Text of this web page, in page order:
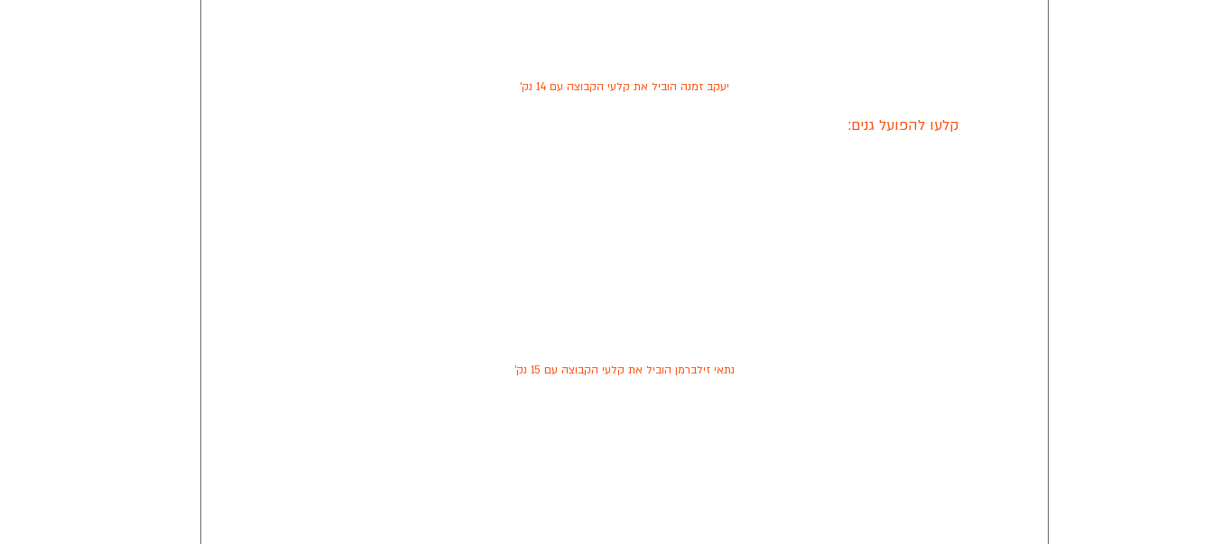
יעקב זמנה הוביל את קלעי הקבוצה עם 14 נק'
קלעו להפועל גנים:
נתאי זילברמן הוביל את קלעי הקבוצה עם 15 נק'